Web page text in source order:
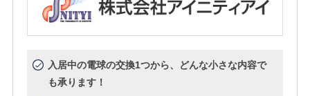
入居中の電球の交換1つから、どんな小さな内容で
も承ります！